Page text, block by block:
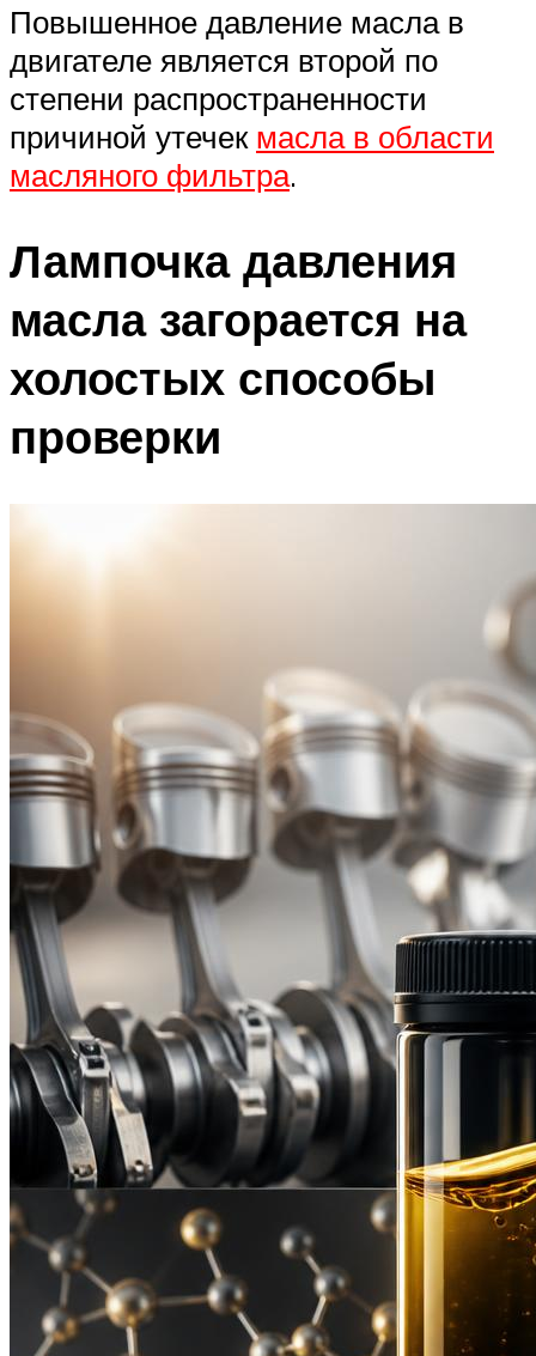
Повышенное давление масла в
двигателе является второй по
степени распространенности
причиной утечек масла в области
масляного фильтра.
Лампочка давления
масла загорается на
холостых способы
проверки